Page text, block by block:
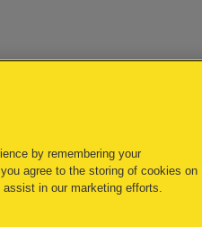
by remembering your
agree to the storing of cookies on
in our marketing efforts.